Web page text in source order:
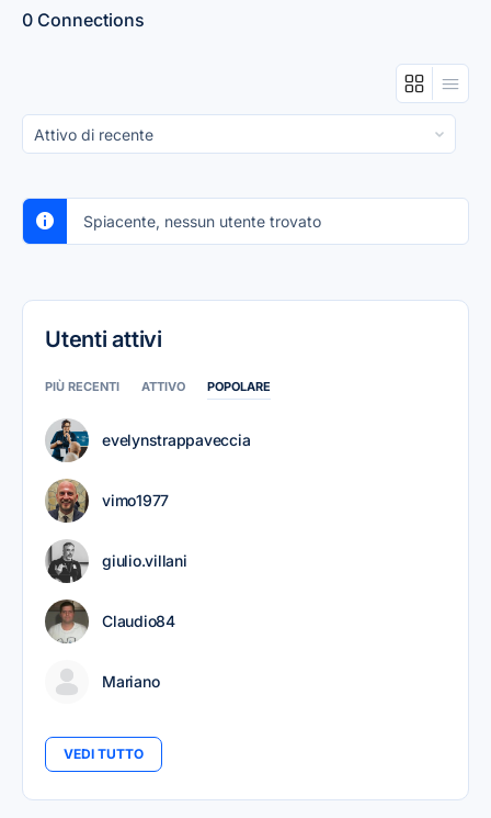
0 Connections
Mostra:
Spiacente, nessun utente trovato
Utenti attivi
PIÙ RECENTI ATTIVO POPOLARE
evelynstrappaveccia
vimo1977
giulio.villani
Claudio84
Mariano
VEDI TUTTO